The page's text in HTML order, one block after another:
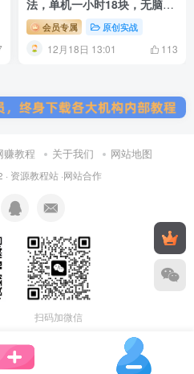
法，单机一小时18块，无脑批
量操作日入2000+
会员专属 原创实战
12月18日 13:01 113
赚教程 关于我们 网站地图
· 资源教程站 ·网站合作
扫码加微信